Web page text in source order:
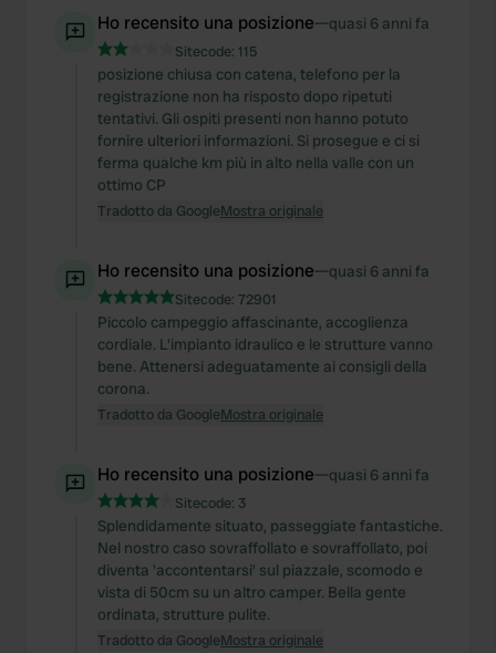
Ho recensito una posizione—quasi 6 anni fa
Sitecode: 115
posizione chiusa con catena, telefono per la
registrazione non ha risposto dopo ripetuti
tentativi. Gli ospiti presenti non hanno potuto
fornire ulteriori informazioni. Si prosegue e ci si
ferma qualche km più in alto nella valle con un
ottimo CP
Tradotto da GoogleMostra originale
Ho recensito una posizione—quasi 6 anni fa
Sitecode: 72901
Piccolo campeggio affascinante, accoglienza
cordiale. L'impianto idraulico e le strutture vanno
bene. Attenersi adeguatamente ai consigli della
corona.
Tradotto da GoogleMostra originale
Ho recensito una posizione—quasi 6 anni fa
Sitecode: 3
Splendidamente situato, passeggiate fantastiche.
Nel nostro caso sovraffollato e sovraffollato, poi
diventa 'accontentarsi' sul piazzale, scomodo e
vista di 50cm su un altro camper. Bella gente
ordinata, strutture pulite.
Tradotto da GoogleMostra originale